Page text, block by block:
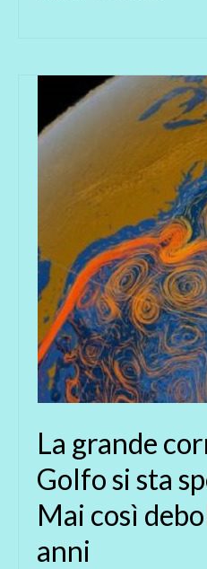
La grande
Golfo si sta
Mai così
anni